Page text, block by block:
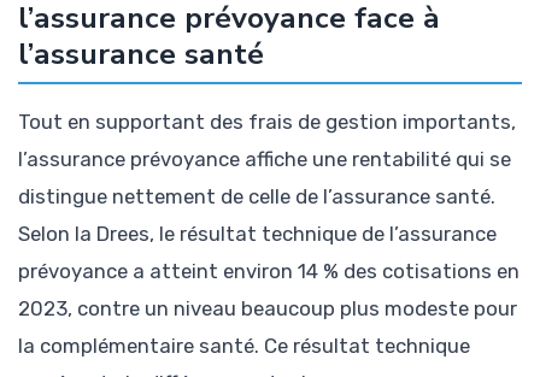
l’assurance prévoyance face à
l’assurance santé
Tout en supportant des frais de gestion importants,
l’assurance prévoyance affiche une rentabilité qui se
distingue nettement de celle de l’assurance santé.
Selon la Drees, le résultat technique de l’assurance
prévoyance a atteint environ 14 % des cotisations en
2023, contre un niveau beaucoup plus modeste pour
la complémentaire santé. Ce résultat technique